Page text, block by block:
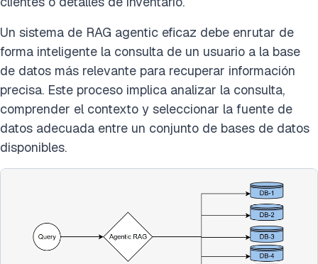
Un sistema de RAG agentic eficaz debe enrutar de
forma inteligente la consulta de un usuario a la base
de datos más relevante para recuperar información
precisa. Este proceso implica analizar la consulta,
comprender el contexto y seleccionar la fuente de
datos adecuada entre un conjunto de bases de datos
disponibles.